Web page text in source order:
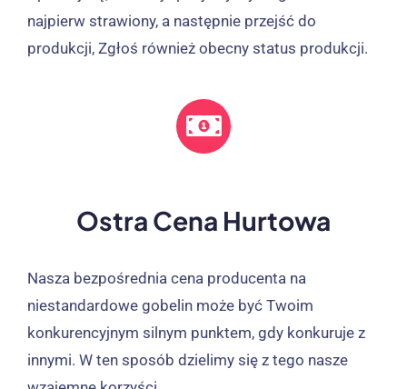
najpierw strawiony, a następnie przejść do
produkcji, Zgłoś również obecny status produkcji.
Ostra Cena Hurtowa
Nasza bezpośrednia cena producenta na
niestandardowe gobelin może być Twoim
konkurencyjnym silnym punktem, gdy konkuruje z
innymi. W ten sposób dzielimy się z tego nasze